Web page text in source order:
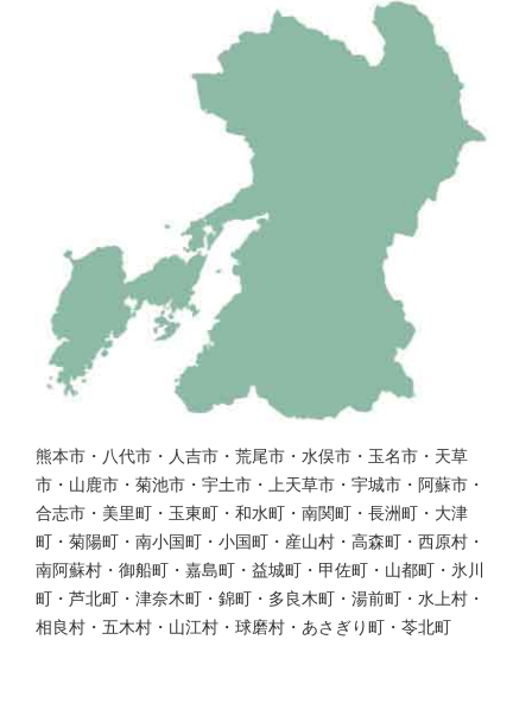
熊本市・八代市・人吉市・荒尾市・水俣市・玉名市・天草
市・山鹿市・菊池市・宇土市・上天草市・宇城市・阿蘇市・
合志市・美里町・玉東町・和水町・南関町・長洲町・大津
町・菊陽町・南小国町・小国町・産山村・高森町・西原村・
南阿蘇村・御船町・嘉島町・益城町・甲佐町・山都町・氷川
町・芦北町・津奈木町・錦町・多良木町・湯前町・水上村・
相良村・五木村・山江村・球磨村・あさぎり町・苓北町